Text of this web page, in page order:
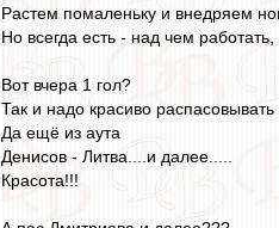
Растем помаленьку и внедряем
Но всегда есть - над чем
Вот вчера 1 гол?
Так и надо красиво
Да ещё из аута
Денисов - Литва....и далее.....
Красота!!!